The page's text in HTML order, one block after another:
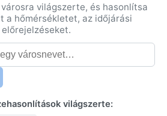
világszerte, és hasonlítsa
a hőmérsékletet, az időjárási
világszerte: